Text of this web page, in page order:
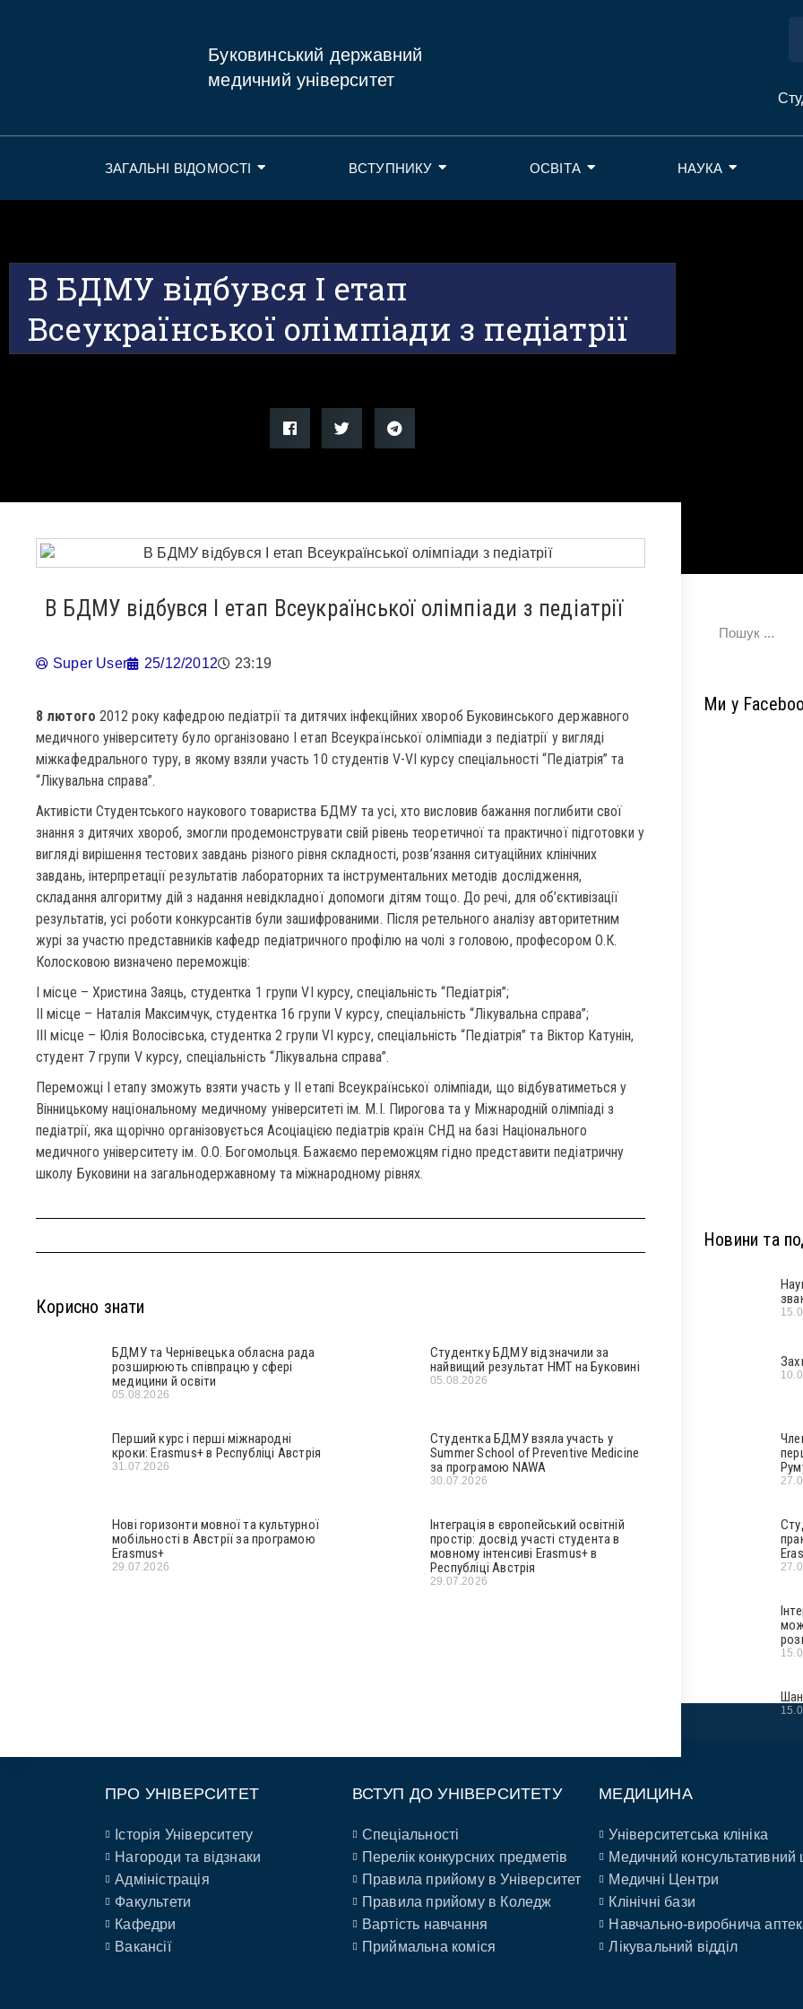
Буковинський державний
медичний університет
ЗАГАЛЬНІ ВІДОМОСТІ ВСТУПНИКУ ОСВІТА НАУКА
В БДМУ відбувся І етап
Всеукраїнської олімпіади з педіатрії
В БДМУ відбувся І етап Всеукраїнської олімпіади з педіатрії
Super User 25/12/2012 23:19
8 лютого 2012 року кафедрою педіатрії та дитячих інфекційних хвороб Буковинського державного
медичного університету було організовано І етап Всеукраїнської олімпіади з педіатрії у вигляді
міжкафедрального туру, в якому взяли участь 10 студентів V-VI курсу спеціальності “Педіатрія” та
“Лікувальна справа”.
Активісти Студентського наукового товариства БДМУ та усі, хто висловив бажання поглибити свої
знання з дитячих хвороб, змогли продемонструвати свій рівень теоретичної та практичної підготовки у
вигляді вирішення тестових завдань різного рівня складності, розв’язання ситуаційних клінічних
завдань, інтерпретації результатів лабораторних та інструментальних методів дослідження,
складання алгоритму дій з надання невідкладної допомоги дітям тощо. До речі, для об’єктивізації
результатів, усі роботи конкурсантів були зашифрованими. Після ретельного аналізу авторитетним
журі за участю представників кафедр педіатричного профілю на чолі з головою, професором О.К.
Колосковою визначено переможців:
І місце – Христина Заяць, студентка 1 групи VI курсу, спеціальність “Педіатрія”;
ІІ місце – Наталія Максимчук, студентка 16 групи V курсу, спеціальність “Лікувальна справа”;
ІІІ місце – Юлія Волосівська, студентка 2 групи VI курсу, спеціальність “Педіатрія” та Віктор Катунін,
студент 7 групи V курсу, спеціальність “Лікувальна справа”.
Переможці І етапу зможуть взяти участь у ІІ етапі Всеукраїнської олімпіади, що відбуватиметься у
Вінницькому національному медичному університеті ім. М.І. Пирогова та у Міжнародній олімпіаді з
педіатрії, яка щорічно організовується Асоціацією педіатрів країн СНД на базі Національного
медичного університету ім. О.О. Богомольця. Бажаємо переможцям гідно представити педіатричну
школу Буковини на загальнодержавному та міжнародному рівнях.
Корисно знати
БДМУ та Чернівецька обласна рада
розширюють співпрацю у сфері
медицини й освіти
05.08.2026
Студентку БДМУ відзначили за
найвищий результат НМТ на Буковині
05.08.2026
Перший курс і перші міжнародні
кроки: Erasmus+ в Республіці Австрія
31.07.2026
Студентка БДМУ взяла участь у
Summer School of Preventive Medicine
за програмою NAWA
30.07.2026
Нові горизонти мовної та культурної
мобільності в Австрії за програмою
Erasmus+
29.07.2026
Інтеграція в європейський освітній
простір: досвід участі студента в
мовному інтенсиві Erasmus+ в
Республіці Австрія
29.07.2026
Ми у
Новини та
ПРО УНІВЕРСИТЕТ
Історія Університету
Нагороди та відзнаки
Адміністрація
Факультети
Кафедри
Вакансії
ВСТУП ДО УНІВЕРСИТЕТУ
Спеціальності
Перелік конкурсних предметів
Правила прийому в Університет
Правила прийому в Коледж
Вартість навчання
Приймальна коміся
МЕДИЦИНА
Університетська клініка
Медичний консультативний
Медичні Центри
Клінічні бази
Навчально-виробнича
Лікувальний відділ